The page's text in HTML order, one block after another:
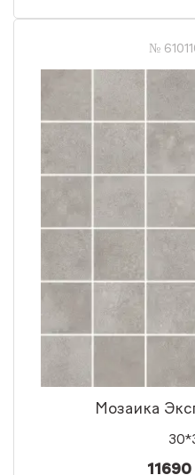
№
Мозаика